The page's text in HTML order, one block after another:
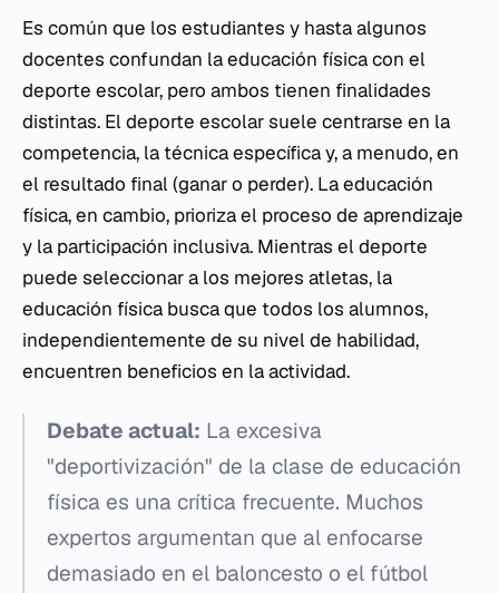
Es común que los estudiantes y hasta algunos
docentes confundan la educación física con el
deporte escolar, pero ambos tienen finalidades
distintas. El deporte escolar suele centrarse en la
competencia, la técnica específica y, a menudo, en
el resultado final (ganar o perder). La educación
física, en cambio, prioriza el proceso de aprendizaje
y la participación inclusiva. Mientras el deporte
puede seleccionar a los mejores atletas, la
educación física busca que todos los alumnos,
independientemente de su nivel de habilidad,
encuentren beneficios en la actividad.
Debate actual: La excesiva
"deportivización" de la clase de educación
física es una crítica frecuente. Muchos
expertos argumentan que al enfocarse
demasiado en el baloncesto o el fútbol